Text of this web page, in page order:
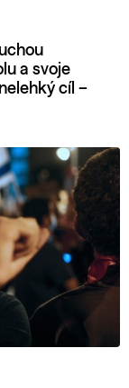
a svoje
cíl –